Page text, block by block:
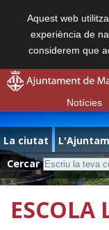
Aquest web
experiència de
considerem que
Notícies
La ciutat
Cercar
ESCOLA